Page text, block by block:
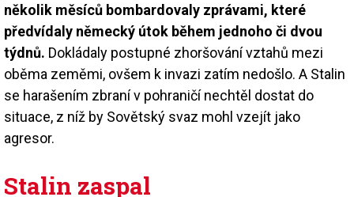
několik měsíců bombardovaly zprávami, které
předvídaly německý útok během jednoho či dvou
týdnů. Dokládaly postupné zhoršování vztahů mezi
oběma zeměmi, ovšem k invazi zatím nedošlo. A Stalin
se harašením zbraní v pohraničí nechtěl dostat do
situace, z níž by Sovětský svaz mohl vzejít jako
agresor.
Stalin zaspal